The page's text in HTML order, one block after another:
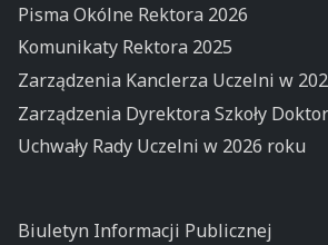
Pisma Okólne Rektora 2026
Komunikaty Rektora 2025
Zarządzenia Kanclerza Uczelni w
Zarządzenia Dyrektora Szkoły
Uchwały Rady Uczelni w 2026 roku
Biuletyn Informacji Publicznej